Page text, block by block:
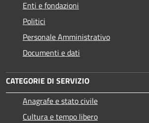
Enti e fondazioni
Politici
Personale Amministrativo
Documenti e dati
CATEGORIE DI SERVIZIO
Anagrafe e stato civile
Cultura e tempo libero